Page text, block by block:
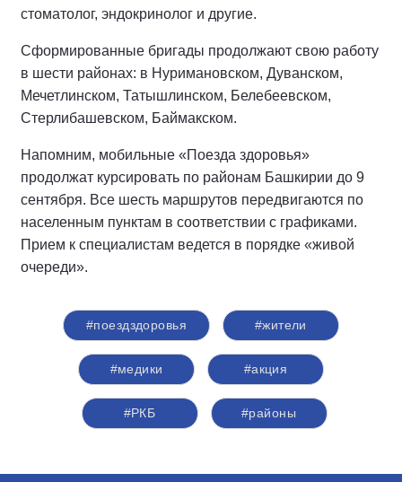
стоматолог, эндокринолог и другие.
Сформированные бригады продолжают свою работу
в шести районах: в Нуримановском, Дуванском,
Мечетлинском, Татышлинском, Белебеевском,
Стерлибашевском, Баймакском.
Напомним, мобильные «Поезда здоровья»
продолжат курсировать по районам Башкирии до 9
сентября. Все шесть маршрутов передвигаются по
населенным пунктам в соответствии с графиками.
Прием к специалистам ведется в порядке «живой
очереди».
#поездздоровья #жители
#медики #акция
#РКБ #районы